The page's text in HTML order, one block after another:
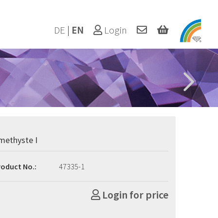
Login
DE | EN
I
No.: 47335-1
Login for price